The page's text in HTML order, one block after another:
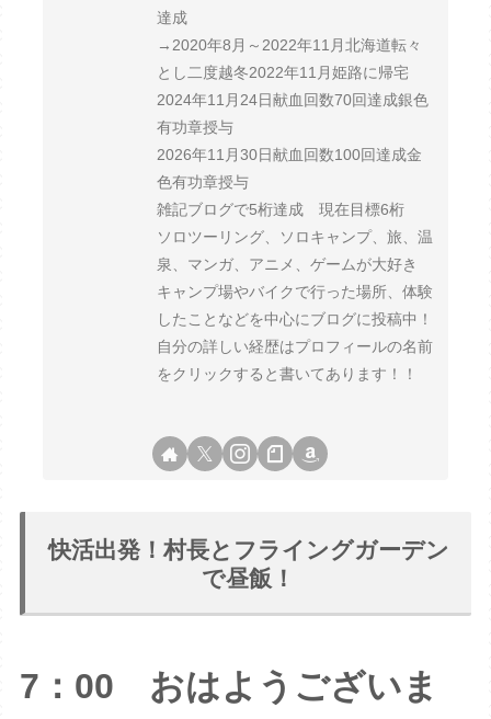
達成
→2020年8月～2022年11月北海道転々
とし二度越冬2022年11月姫路に帰宅
2024年11月24日献血回数70回達成銀色
有功章授与
2026年11月30日献血回数100回達成金
色有功章授与
雑記ブログで5桁達成 現在目標6桁
ソロツーリング、ソロキャンプ、旅、温
泉、マンガ、アニメ、ゲームが大好き
キャンプ場やバイクで行った場所、体験
したことなどを中心にブログに投稿中！
自分の詳しい経歴はプロフィールの名前
をクリックすると書いてあります！！
快活出発！村長とフライングガーデン
で昼飯！
7 ：00 おはようございま